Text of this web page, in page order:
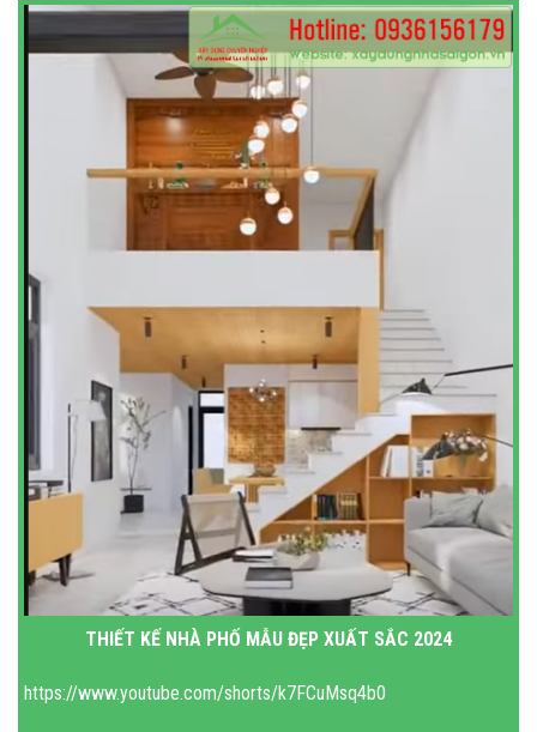
THIẾT KẾ NHÀ PHỐ MẪU ĐẸP XUẤT SẮC 2024
https://www.youtube.com/shorts/k7FCuMsq4b0